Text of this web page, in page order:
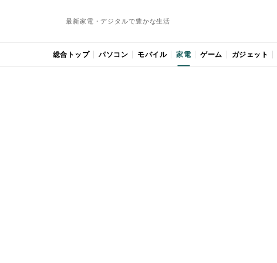
最新家電・デジタルで豊かな生活
総合トップ パソコン モバイル 家電 ゲーム ガジェット